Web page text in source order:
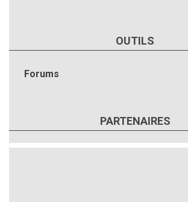
OUTILS
Forums
PARTENAIRES